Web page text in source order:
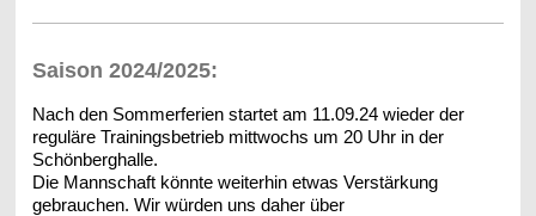
Saison 2024/2025:
Nach den Sommerferien startet am 11.09.24 wieder der
reguläre Trainingsbetrieb mittwochs um 20 Uhr in der
Schönberghalle.
Die Mannschaft könnte weiterhin etwas Verstärkung
gebrauchen. Wir würden uns daher über